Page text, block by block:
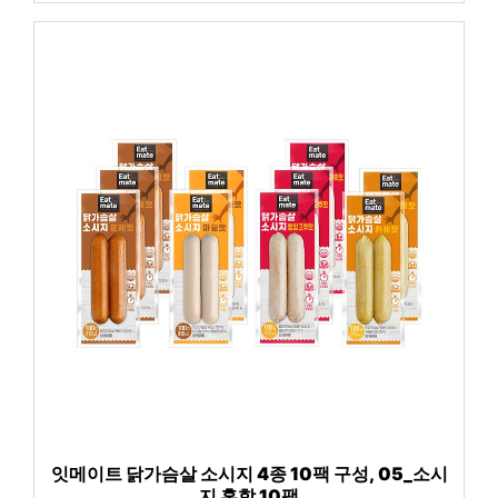
잇메이트 닭가슴살 소시지 4종 10팩 구성, 05_소시